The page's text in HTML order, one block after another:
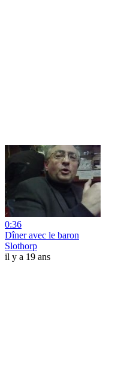
0:36
Dîner avec le baron
Slothorp
il y a 19 ans